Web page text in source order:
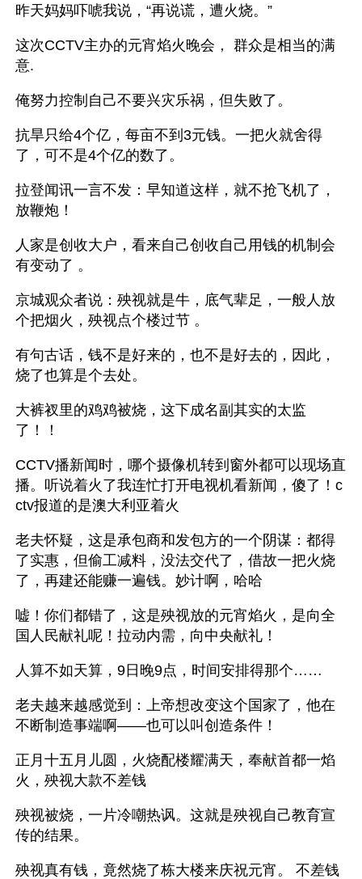
昨天妈妈吓唬我说，“再说谎，遭火烧。”
这次CCTV主办的元宵焰火晚会， 群众是相当的满
意.
俺努力控制自己不要兴灾乐祸，但失败了。
抗旱只给4个亿，每亩不到3元钱。一把火就舍得
了，可不是4个亿的数了。
拉登闻讯一言不发：早知道这样，就不抢飞机了，
放鞭炮！
人家是创收大户，看来自己创收自己用钱的机制会
有变动了 。
京城观众者说：殃视就是牛，底气辈足，一般人放
个把烟火，殃视点个楼过节 。
有句古话，钱不是好来的，也不是好去的，因此，
烧了也算是个去处。
大裤衩里的鸡鸡被烧，这下成名副其实的太监
了！！
CCTV播新闻时，哪个摄像机转到窗外都可以现场直
播。听说着火了我连忙打开电视机看新闻，傻了！c
ctv报道的是澳大利亚着火
老夫怀疑，这是承包商和发包方的一个阴谋：都得
了实惠，但偷工减料，没法交代了，借故一把火烧
了，再建还能赚一遍钱。妙计啊，哈哈
嘘！你们都错了，这是殃视放的元宵焰火，是向全
国人民献礼呢！拉动内需，向中央献礼！
人算不如天算，9日晚9点，时间安排得那个……
老夫越来越感觉到：上帝想改变这个国家了，他在
不断制造事端啊——也可以叫创造条件！
正月十五月儿圆，火烧配楼耀满天，奉献首都一焰
火，殃视大款不差钱
殃视被烧，一片冷嘲热讽。这就是殃视自己教育宣
传的结果。
殃视真有钱，竟然烧了栋大楼来庆祝元宵。 不差钱